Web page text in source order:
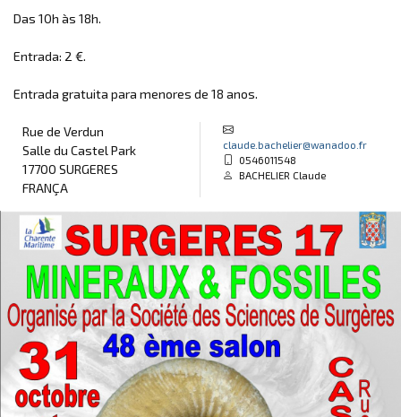
Das 10h às 18h.
Entrada: 2 €.
Entrada gratuita para menores de 18 anos.
Rue de Verdun
Salle du Castel Park
17700 SURGERES
FRANÇA
claude.bachelier@wanadoo.fr
0546011548
BACHELIER Claude